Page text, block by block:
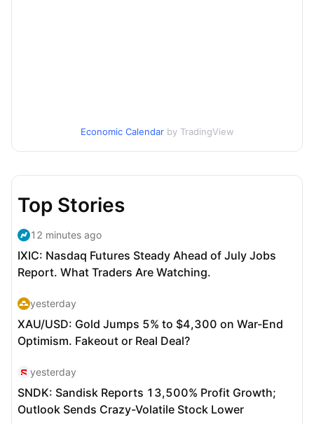
Economic Calendar by TradingView